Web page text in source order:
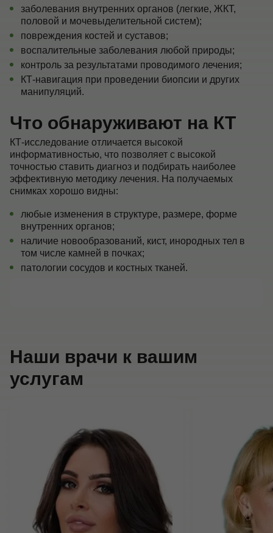
заболевания внутренних органов (легкие, ЖКТ,
половой и мочевыделительной систем);
повреждения костей и суставов;
воспалительные заболевания любой природы;
контроль за результатами проводимого лечения;
КТ-навигация при проведении биопсии и других
манипуляций.
Что обнаруживают на КТ
КТ-исследование отличается высокой
информативностью, что позволяет с высокой
точностью ставить диагноз и подбирать наиболее
эффективную методику лечения. На получаемых
снимках хорошо видны:
любые изменения в структуре, размере, форме
внутренних органов;
наличие новообразований, кист, инородных тел в
том числе камней в почках;
патологии сосудов и костных тканей.
Наши врачи к вашим
услугам